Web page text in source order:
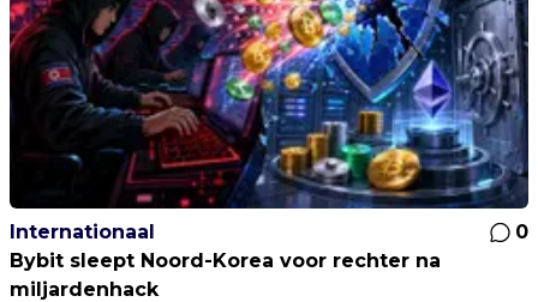
Internationaal
0
Bybit sleept Noord-Korea voor rechter na
miljardenhack